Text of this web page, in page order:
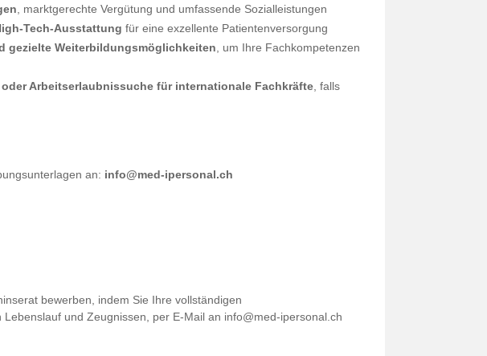
, marktgerechte Vergütung und umfassende Sozialleistungen
Tech-Ausstattung für eine exzellente Patientenversorgung
gezielte Weiterbildungsmöglichkeiten , um Ihre Fachkompetenzen
Arbeitserlaubnissuche für internationale Fachkräfte , falls
an: info@med-ipersonal.ch
bewerben, indem Sie Ihre vollständigen
und Zeugnissen, per E-Mail an info@med-ipersonal.ch